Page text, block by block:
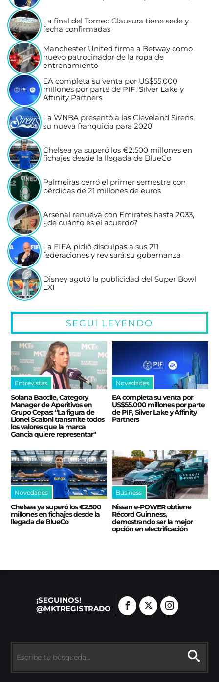
La final del Torneo Clausura tiene sede y
fecha confirmadas
Manchester United firma a Betway como
nuevo patrocinador de la ropa de
entrenamiento
EA completa su venta por US$55.000
millones por parte de PIF, Silver Lake y
Affinity Partners
La WNBA presentó a las Cleveland Sirens,
su nueva franquicia para 2028
Chelsea ya superó los €2.500 millones en
fichajes desde la llegada de BlueCo
Palmeiras cerró el primer semestre con
pérdidas de 21 millones de euros
Arsenal renueva con Emirates hasta 2033,
¿de cuánto es el acuerdo?
La FIFA pidió disculpas a sus 211
federaciones y revisará su gobernanza
Disney agotó la publicidad del Super Bowl
LXI
SEGUÍ LEYENDO
Entrevistas
Solana Baccile, Category
Manager de Aperitivos en
Grupo Cepas: “La figura de
Lionel Scaloni transmite todos
los valores que la marca
Gancia quiere representar"
Novedades
EA completa su venta por
US$55.000 millones por parte
de PIF, Silver Lake y Affinity
Partners
Novedades
Chelsea ya superó los €2.500
millones en fichajes desde la
llegada de BlueCo
Business
Nissan e‑POWER obtiene
Récord Guinness,
demostrando ser la mejor
opción en electrificación
¡SEGUINOS!
@MKTREGISTRADO